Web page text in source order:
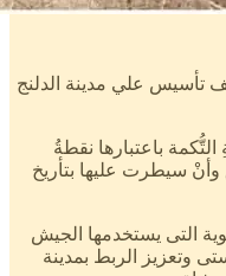
تأسيس علي مدينة الدلنج
باعتبارها نقطةُ
وأنْ سيطرت عليها بتأريخ
التى يستخدمها الجيش
وتعزيز الربط بمدينة